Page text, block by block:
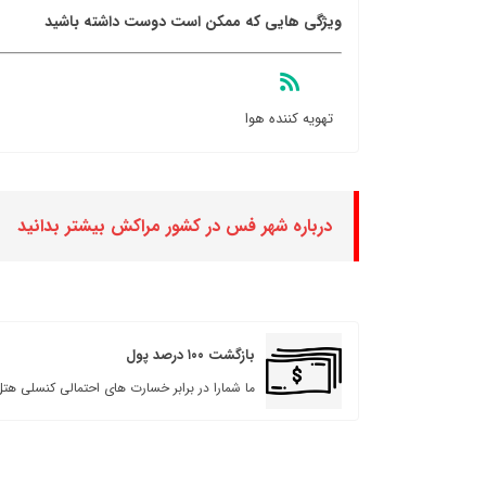
ویژگی هایی که ممکن است دوست داشته باشید
تهویه کننده هوا
درباره شهر فس در کشور مراكش بیشتر بدانید
بازگشت ۱۰۰ درصد پول
ما شمارا در برابر خسارت های احتمالی کنسلی